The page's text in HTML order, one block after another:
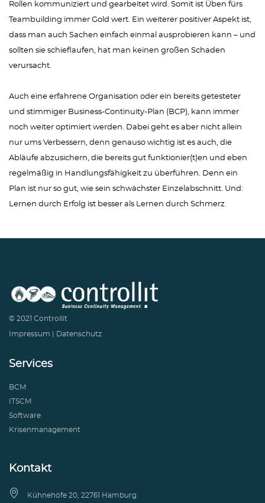
Rollen kommuniziert und gearbeitet wird. Somit ist Üben fürs
Teambuilding immer Gold wert. Ein weiterer positiver Aspekt ist,
dass man auch Sachen einfach einmal ausprobieren kann – und
sollten sie schieflaufen, hat man keinen großen Schaden
verursacht.
Auch eine erfahrene Organisation oder ein bereits getesteter
und stimmiger Business-Continuity-Plan (BCP), kann immer
noch weiter optimiert werden. Dabei geht es aber nicht allein
nur ums Verbessern, denn genauso wichtig ist es auch, die
Abläufe abzusichern, die bereits gut funktionier(t)en und eben
regelmäßig in Handlungsfähigkeit zu überführen. Denn ein
Plan ist nur so gut, wie sein schwächster Einzelabschnitt. Und:
Lernen durch Erfolg ist besser als Lernen durch Schmerz.
© 2021 Controllit
Impressum Datenschutz
Services
BCM
ITSCM
Software
Krisenmanagement
Kontakt
 Kühnehöfe 20, 22761 Hamburg